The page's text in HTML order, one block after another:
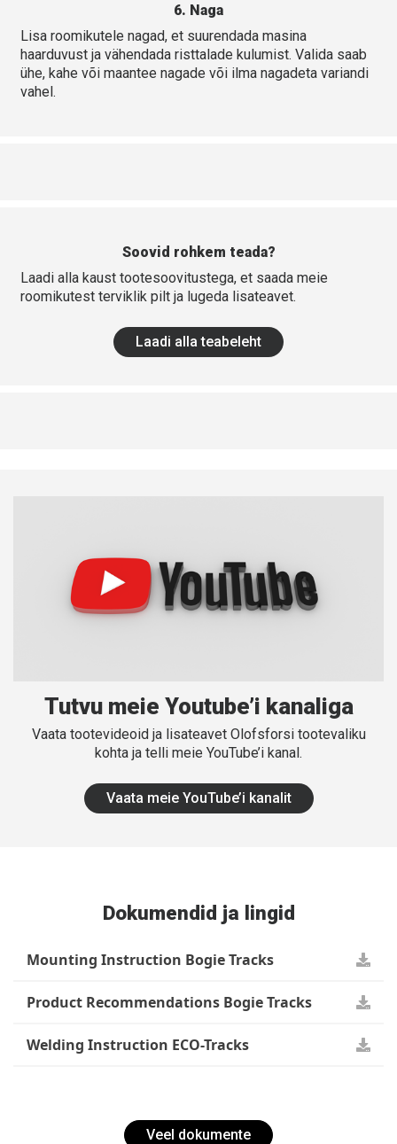
6. Naga
Lisa roomikutele nagad, et suurendada masina
haarduvust ja vähendada risttalade kulumist. Valida saab
ühe, kahe või maantee nagade või ilma nagadeta variandi
vahel.
Soovid rohkem teada?
Laadi alla kaust tootesoovitustega, et saada meie
roomikutest terviklik pilt ja lugeda lisateavet.
Laadi alla teabeleht
Tutvu meie Youtube’i kanaliga
Vaata tootevideoid ja lisateavet Olofsforsi tootevaliku
kohta ja telli meie YouTube’i kanal.
Vaata meie YouTube’i kanalit
Dokumendid ja lingid
Mounting Instruction Bogie Tracks
Product Recommendations Bogie Tracks
Welding Instruction ECO-Tracks
Veel dokumente